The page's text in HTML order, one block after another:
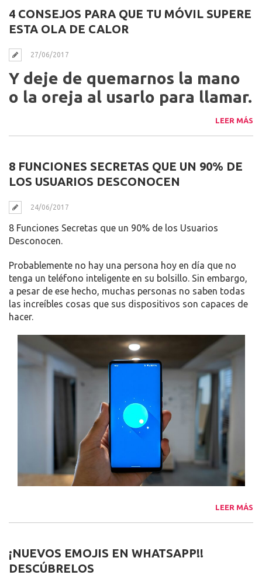
4 CONSEJOS PARA QUE TU MÓVIL SUPERE
ESTA OLA DE CALOR
27/06/2017
Y deje de quemarnos la mano
o la oreja al usarlo para llamar.
LEER MÁS
8 FUNCIONES SECRETAS QUE UN 90% DE
LOS USUARIOS DESCONOCEN
24/06/2017
8 Funciones Secretas que un 90% de los Usuarios
Desconocen.
Probablemente no hay una persona hoy en día que no
tenga un teléfono inteligente en su bolsillo. Sin embargo,
a pesar de ese hecho, muchas personas no saben todas
las increíbles cosas que sus dispositivos son capaces de
hacer.
LEER MÁS
¡NUEVOS EMOJIS EN WHATSAPP!!
DESCÚBRELOS